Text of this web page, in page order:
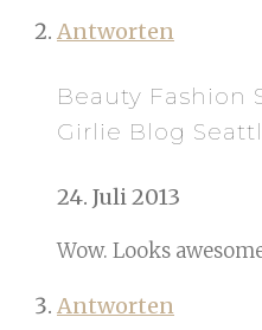
Antworten
Beauty Fashion
Girlie Blog
24. Juli 2013
Wow. Looks
Antworten